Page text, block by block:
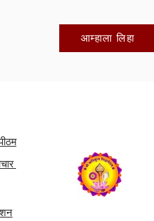
आम्हाला लिहा